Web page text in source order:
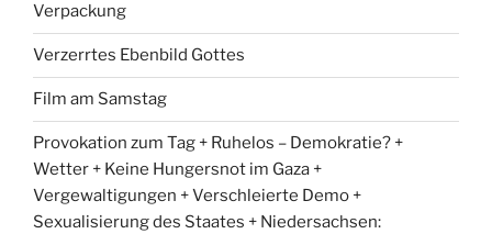
Verpackung
Verzerrtes Ebenbild Gottes
Film am Samstag
Provokation zum Tag + Ruhelos – Demokratie? +
Wetter + Keine Hungersnot im Gaza +
Vergewaltigungen + Verschleierte Demo +
Sexualisierung des Staates + Niedersachsen: